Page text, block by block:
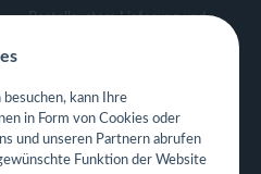
Bestellsystem Lieferung und
Eigene App für Restaurant
kann Ihre
in Form von Cookies oder
und unseren Partnern abrufen
Funktion der Website